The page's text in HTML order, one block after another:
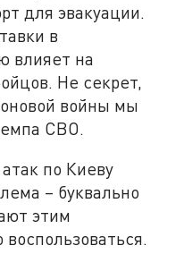
для эвакуации.
в
влияет на
Не секрет,
войны мы
СВО.
по Киеву
– буквально
этим